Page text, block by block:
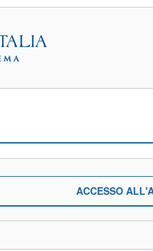
ACCESSO